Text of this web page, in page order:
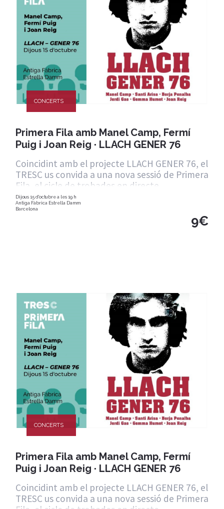
CONCERTS
Primera Fila amb Manel Camp, Fermí
Puig i Joan Reig · LLACH GENER 76
Coincidint amb el projecte LLACH GENER 76, el
TRESC us convida a una nova sessió de Primera
Fila, el cicle de trobades en directe
Dijous 15 d'octubre a les 19 h
Antiga Fàbrica Estrella Damm
Barcelona
9€
CONCERTS
Primera Fila amb Manel Camp, Fermí
Puig i Joan Reig · LLACH GENER 76
Coincidint amb el projecte LLACH GENER 76, el
TRESC us convida a una nova sessió de Primera